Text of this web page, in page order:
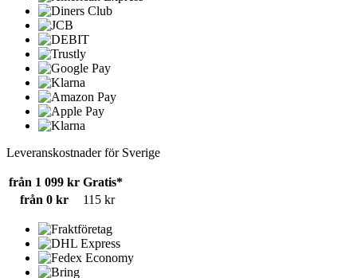
Leveranskostnader för Sverige
från 1 099 kr Gratis*
från 0 kr
115 kr